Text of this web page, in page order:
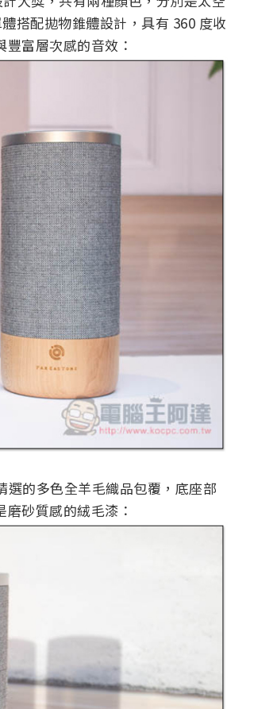
搭配拋物錐體設計，具有 360 度收
富層次感的音效：
的多色全羊毛織品包覆，底座部
砂質感的絨毛漆：